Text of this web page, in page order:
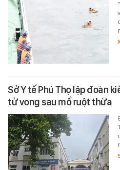
Sở Y tế Phú Thọ lập đoàn
tử vong sau mổ ruột thừa